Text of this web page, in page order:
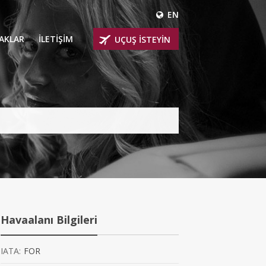
EN
UÇAKLAR
UÇAKLAR
İLETİŞİM UÇUŞ İSTEYİN
Havaalanı Bilgileri
IATA: FOR